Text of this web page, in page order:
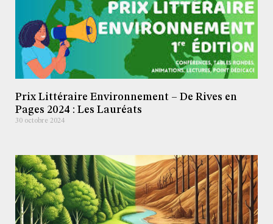
Prix Littéraire Environnement – De Rives en
Pages 2024 : Les Lauréats
30 octobre 2024